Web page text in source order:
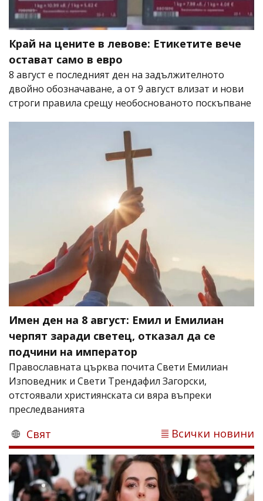
Край на цените в левове: Етикетите вече
остават само в евро
8 август е последният ден на задължителното
двойно обозначаване, а от 9 август влизат и нови
строги правила срещу необоснованото поскъпване
Имен ден на 8 август: Емил и Емилиан
черпят заради светец, отказал да се
подчини на император
Православната църква почита Свети Емилиан
Изповедник и Свети Трендафил Загорски,
отстоявали християнската си вяра въпреки
преследванията
Свят Всички новини